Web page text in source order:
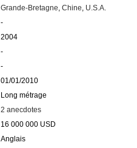
Grande-Bretagne Chine U.S.A.
-
2004
-
-
01/01/2010
Long métrage
2 anecdotes
16 000 000 USD
Anglais